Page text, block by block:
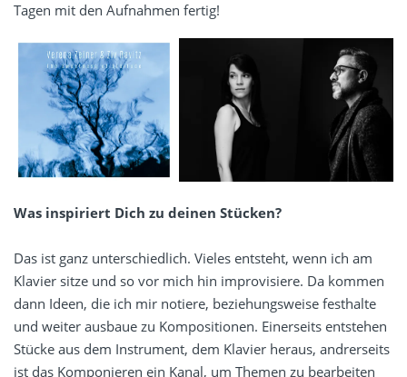
Tagen mit den Aufnahmen fertig!
Was inspiriert Dich zu deinen Stücken?
Das ist ganz unterschiedlich. Vieles entsteht, wenn ich am
Klavier sitze und so vor mich hin improvisiere. Da kommen
dann Ideen, die ich mir notiere, beziehungsweise festhalte
und weiter ausbaue zu Kompositionen. Einerseits entstehen
Stücke aus dem Instrument, dem Klavier heraus, andrerseits
ist das Komponieren ein Kanal, um Themen zu bearbeiten